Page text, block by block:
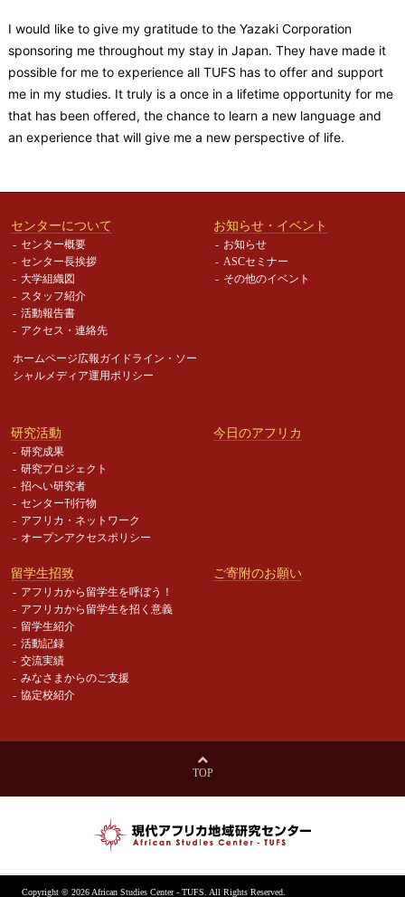
I would like to give my gratitude to the Yazaki Corporation
sponsoring me throughout my stay in Japan. They have made it
possible for me to experience all TUFS has to offer and support
me in my studies. It truly is a once in a lifetime opportunity for me
that has been offered, the chance to learn a new language and
an experience that will give me a new perspective of life.
センターについて
センター概要
センター長挨拶
大学組織図
スタッフ紹介
活動報告書
アクセス・連絡先
ホームページ広報ガイドライン・ ソー
シャルメディア運用ポリシー
お知らせ・イベント
お知らせ
ASCセミナー
その他のイベント
研究活動
研究成果
研究プロジェクト
招へい研究者
センター刊行物
アフリカ・ネットワーク
オープンアクセスポリシー
今日のアフリカ
留学生招致
アフリカから留学生を呼ぼう！
アフリカから留学生を招く意義
留学生紹介
活動記録
交流実績
みなさまからのご支援
協定校紹介
ご寄附のお願い
TOP
Copyright © 2026 African Studies Center - TUFS. All Rights Reserved.